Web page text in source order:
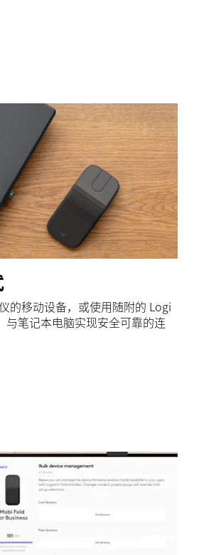
的移动设备，或使用随附的 Logi
与笔记本电脑实现安全可靠的连